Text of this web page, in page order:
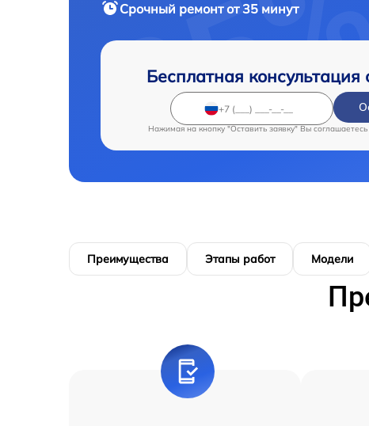
Срочный ремонтот 35 минут
Бесплатная консультация
Нажимая на кнопку "Оставить заявку" Вы соглашаетесь
Преимущества Этапы работ Модели